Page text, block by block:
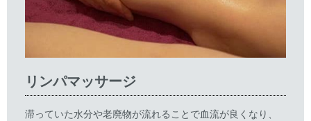
リンパマッサージ
滞っていた水分や老廃物が流れることで血流が良くなり、